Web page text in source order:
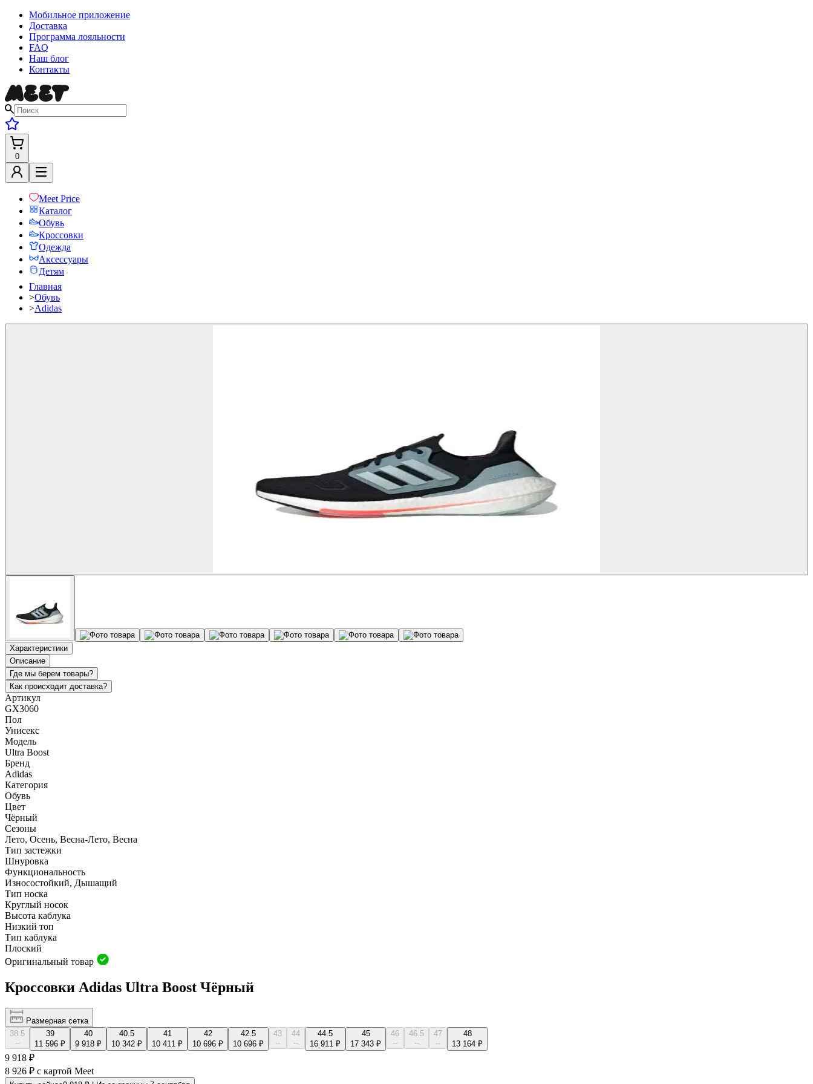
Мобильное приложение
Доставка
Программа лояльности
FAQ
Наш блог
Контакты
0
Meet Price
Каталог
Обувь
Кроссовки
Одежда
Аксессуары
Детям
Главная
>Обувь
>Adidas
Характеристики
Описание
Где мы берем товары?
Как происходит доставка?
Артикул
GX3060
Пол
Унисекс
Модель
Ultra Boost
Бренд
Adidas
Категория
Обувь
Цвет
Чёрный
Сезоны
Лето, Осень, Весна-Лето, Весна
Тип застежки
Шнуровка
Функциональность
Износостойкий, Дышащий
Тип носка
Круглый носок
Высота каблука
Низкий топ
Тип каблука
Плоский
Оригинальный товар
Кроссовки Adidas Ultra Boost Чёрный
Размерная сетка
38.5
--
39
11 596 ₽
40
9 918 ₽
40.5
10 342 ₽
41
10 411 ₽
42
10 696 ₽
42.5
10 696 ₽
43
--
44
--
44.5
16 911 ₽
45
17 343 ₽
46
--
46.5
--
47
--
48
13 164 ₽
9 918 ₽
8 926 ₽ с картой Meet